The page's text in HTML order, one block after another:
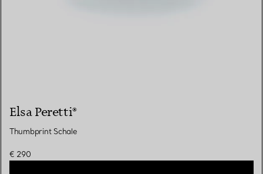
Elsa Peretti®
Thumbprint Schale
€ 290